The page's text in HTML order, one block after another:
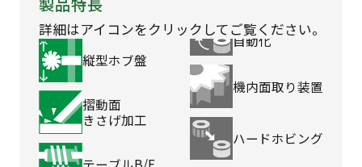
詳細はアイコンをクリックしてご覧ください。
縦型ホブ盤
摺動面
きさげ加工
自動化
機内面取り装置
ハードホビング